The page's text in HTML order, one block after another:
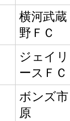
横河武蔵
野ＦＣ
ジェイリ
ースＦＣ
ボンズ市
原